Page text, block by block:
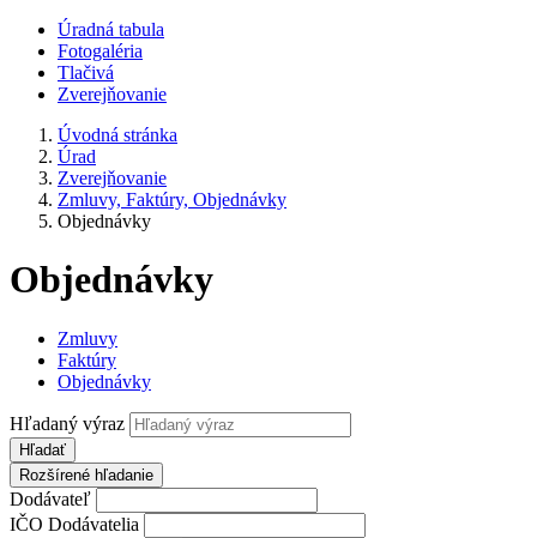
Úradná tabula
Fotogaléria
Tlačivá
Zverejňovanie
Úvodná stránka
Úrad
Zverejňovanie
Zmluvy, Faktúry, Objednávky
Objednávky
Objednávky
Zmluvy
Faktúry
Objednávky
Hľadaný výraz
Hľadať
Rozšírené hľadanie
Dodávateľ
IČO Dodávatelia